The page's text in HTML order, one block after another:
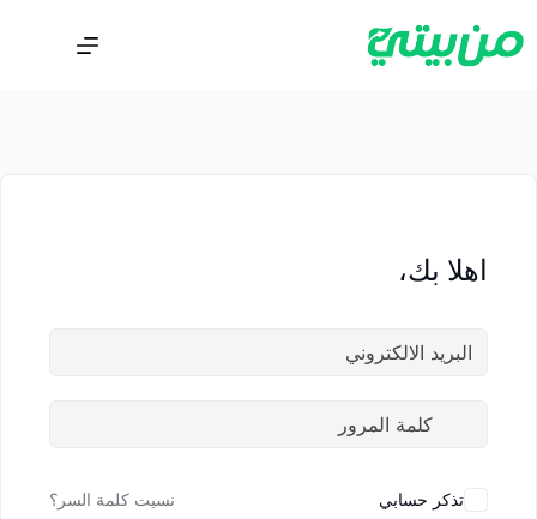
اهلا بك،
تذكر حسابي نسيت كلمة السر؟